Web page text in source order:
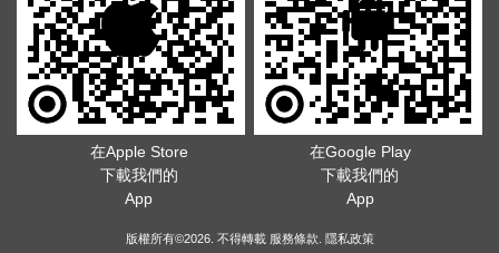
在Apple Store
下載我們的
App
在Google Play
下載我們的
App
版權所有©2026. 不得轉載 服務條款 隱私政策